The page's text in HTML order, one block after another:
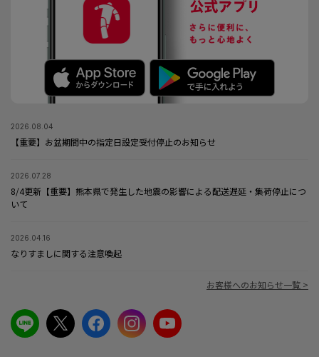
2026.08.04
【重要】お盆期間中の指定日設定受付停止のお知らせ
2026.07.28
8/4更新【重要】熊本県で発生した地震の影響による配送遅延・集荷停止につ
いて
2026.04.16
なりすましに関する注意喚起
お客様へのお知らせ一覧 >